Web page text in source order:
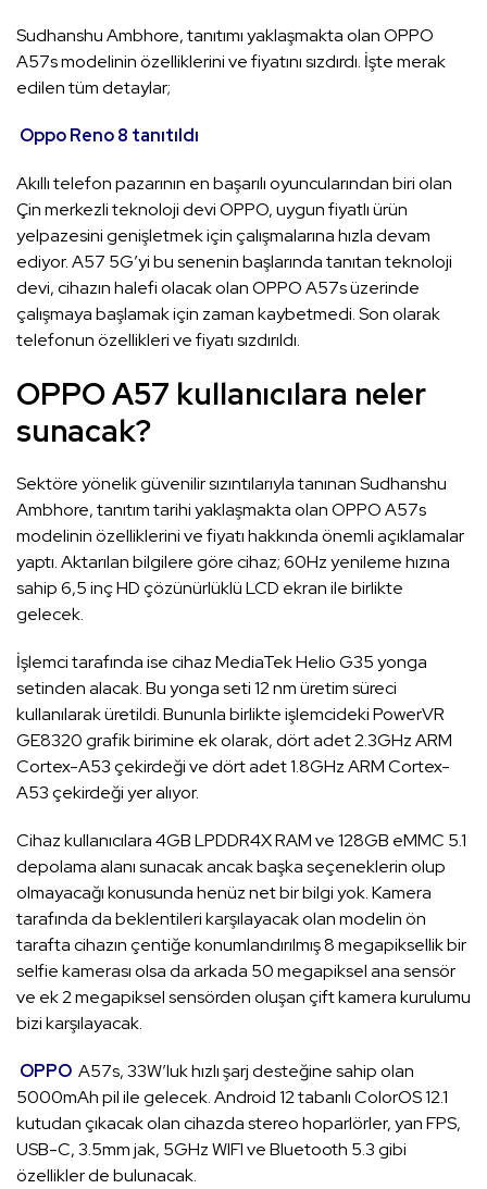
Sudhanshu Ambhore, tanıtımı yaklaşmakta olan OPPO
A57s modelinin özelliklerini ve fiyatını sızdırdı. İşte merak
edilen tüm detaylar;
Oppo Reno 8 tanıtıldı
Akıllı telefon pazarının en başarılı oyuncularından biri olan
Çin merkezli teknoloji devi OPPO, uygun fiyatlı ürün
yelpazesini genişletmek için çalışmalarına hızla devam
ediyor. A57 5G’yi bu senenin başlarında tanıtan teknoloji
devi, cihazın halefi olacak olan OPPO A57s üzerinde
çalışmaya başlamak için zaman kaybetmedi. Son olarak
telefonun özellikleri ve fiyatı sızdırıldı.
OPPO A57 kullanıcılara neler
sunacak?
Sektöre yönelik güvenilir sızıntılarıyla tanınan Sudhanshu
Ambhore, tanıtım tarihi yaklaşmakta olan OPPO A57s
modelinin özelliklerini ve fiyatı hakkında önemli açıklamalar
yaptı. Aktarılan bilgilere göre cihaz; 60Hz yenileme hızına
sahip 6,5 inç HD çözünürlüklü LCD ekran ile birlikte
gelecek.
İşlemci tarafında ise cihaz MediaTek Helio G35 yonga
setinden alacak. Bu yonga seti 12 nm üretim süreci
kullanılarak üretildi. Bununla birlikte işlemcideki PowerVR
GE8320 grafik birimine ek olarak, dört adet 2.3GHz ARM
Cortex-A53 çekirdeği ve dört adet 1.8GHz ARM Cortex-
A53 çekirdeği yer alıyor.
Cihaz kullanıcılara 4GB LPDDR4X RAM ve 128GB eMMC 5.1
depolama alanı sunacak ancak başka seçeneklerin olup
olmayacağı konusunda henüz net bir bilgi yok. Kamera
tarafında da beklentileri karşılayacak olan modelin ön
tarafta cihazın çentiğe konumlandırılmış 8 megapiksellik bir
selfie kamerası olsa da arkada 50 megapiksel ana sensör
ve ek 2 megapiksel sensörden oluşan çift kamera kurulumu
bizi karşılayacak.
OPPO A57s, 33W’luk hızlı şarj desteğine sahip olan
5000mAh pil ile gelecek. Android 12 tabanlı ColorOS 12.1
kutudan çıkacak olan cihazda stereo hoparlörler, yan FPS,
USB-C, 3.5mm jak, 5GHz WIFI ve Bluetooth 5.3 gibi
özellikler de bulunacak.